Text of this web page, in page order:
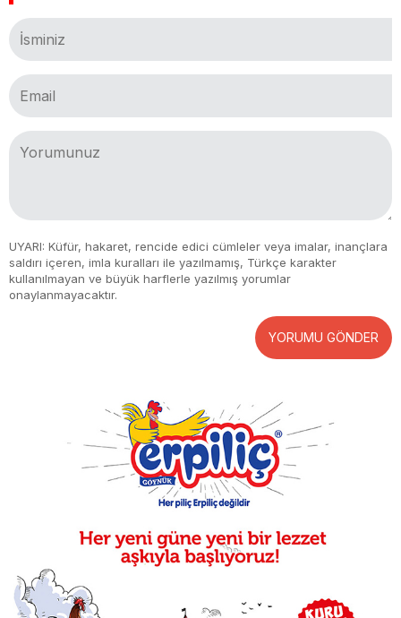
UYARI: Küfür, hakaret, rencide edici cümleler veya imalar, inançlara
saldırı içeren, imla kuralları ile yazılmamış, Türkçe karakter
kullanılmayan ve büyük harflerle yazılmış yorumlar
onaylanmayacaktır.
YORUMU GÖNDER